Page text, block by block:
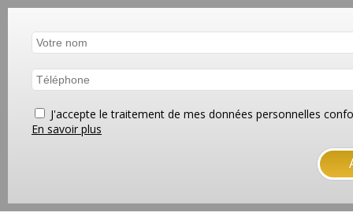
J'accepte le traitement de mes données personnelles
En savoir plus